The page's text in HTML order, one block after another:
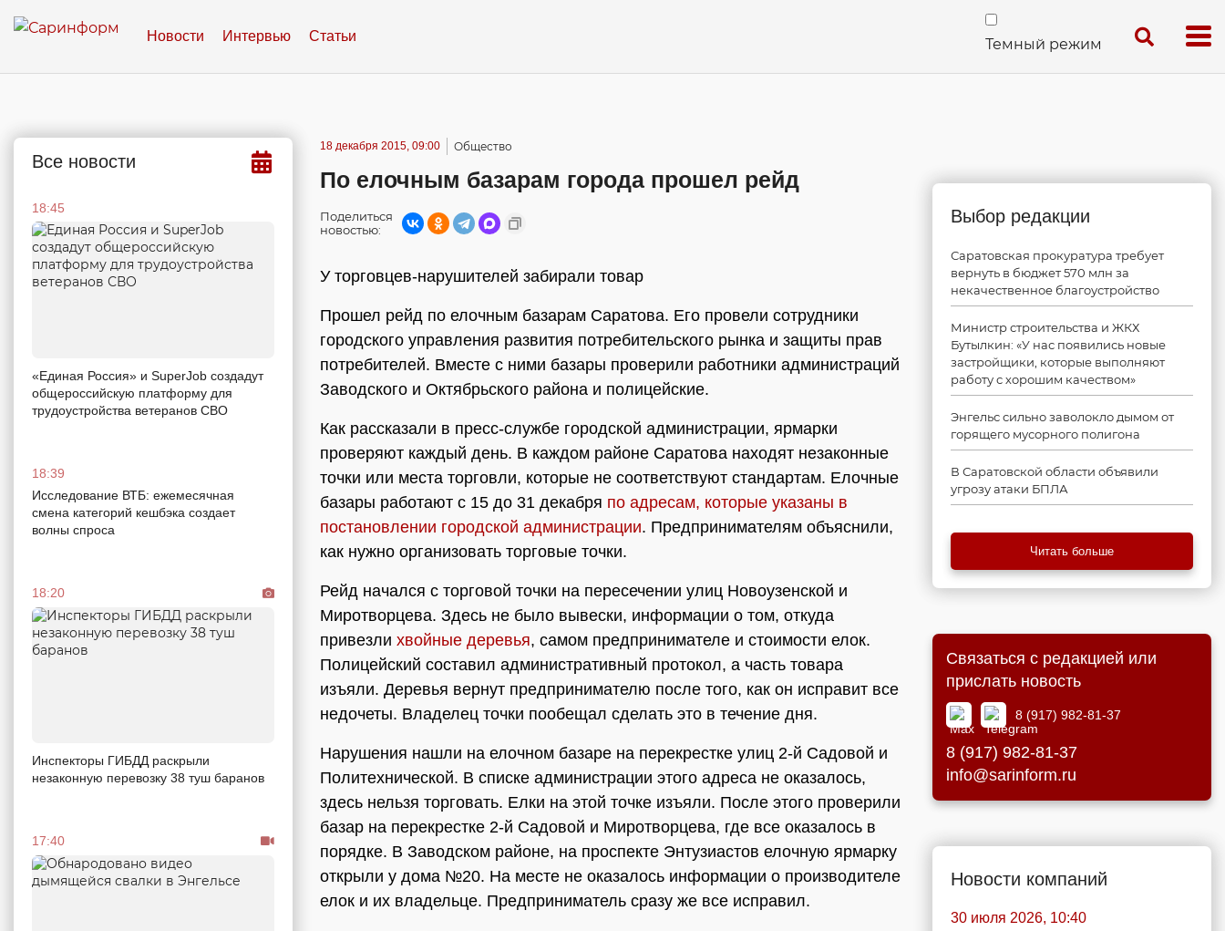
Новости Интервью Статьи Темный режим
Все новости
18:45
«Единая Россия» и SuperJob создадут
общероссийскую платформу для
трудоустройства ветеранов СВО
18:39
Исследование ВТБ: ежемесячная
смена категорий кешбэка создает
волны спроса
18:20
Инспекторы ГИБДД раскрыли
незаконную перевозку 38 туш баранов
17:40
18 декабря 2015, 09:00 Общество
По елочным базарам города прошел рейд
Поделиться
новостью:
У торговцев-нарушителей забирали товар
Прошел рейд по елочным базарам Саратова. Его провели сотрудники
городского управления развития потребительского рынка и защиты прав
потребителей. Вместе с ними базары проверили работники администраций
Заводского и Октябрьского района и полицейские.
Как рассказали в пресс-службе городской администрации, ярмарки
проверяют каждый день. В каждом районе Саратова находят незаконные
точки или места торговли, которые не соответствуют стандартам. Елочные
базары работают с 15 до 31 декабря по адресам, которые указаны в
постановлении городской администрации. Предпринимателям объяснили,
как нужно организовать торговые точки.
Рейд начался с торговой точки на пересечении улиц Новоузенской и
Миротворцева. Здесь не было вывески, информации о том, откуда
привезли хвойные деревья, самом предпринимателе и стоимости елок.
Полицейский составил административный протокол, а часть товара
изъяли. Деревья вернут предпринимателю после того, как он исправит все
недочеты. Владелец точки пообещал сделать это в течение дня.
Нарушения нашли на елочном базаре на перекрестке улиц 2-й Садовой и
Политехнической. В списке администрации этого адреса не оказалось,
здесь нельзя торговать. Елки на этой точке изъяли. После этого проверили
базар на перекрестке 2-й Садовой и Миротворцева, где все оказалось в
порядке. В Заводском районе, на проспекте Энтузиастов елочную ярмарку
открыли у дома №20. На месте не оказалось информации о производителе
елок и их владельце. Предприниматель сразу же все исправил.
Выбор редакции
Саратовская прокуратура требует
вернуть в бюджет 570 млн за
некачественное благоустройство
Министр строительства и ЖКХ
Бутылкин: «У нас появились новые
застройщики, которые выполняют
работу с хорошим качеством»
Энгельс сильно заволокло дымом от
горящего мусорного полигона
В Саратовской области объявили
угрозу атаки БПЛА
Читать больше
Связаться с редакцией или
прислать новость
8 (917) 982-81-37
8 (917) 982-81-37
info@sarinform.ru
Новости компаний
30 июля 2026, 10:40